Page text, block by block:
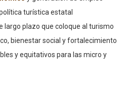
turística estatal
largo plazo que coloque al turismo
bienestar social y fortalecimiento
y equitativos para las micro y